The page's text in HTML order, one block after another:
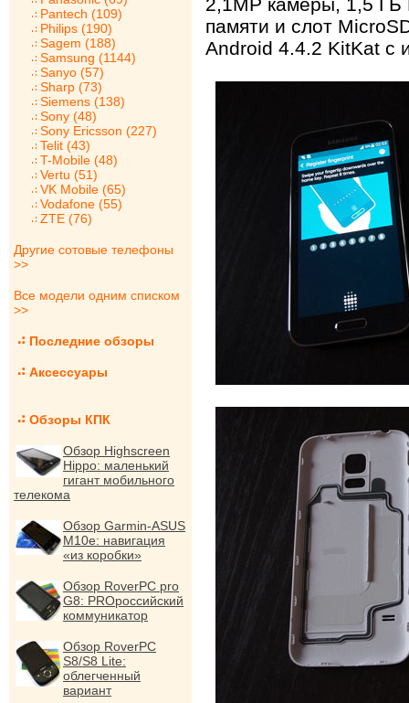
Pantech (109)
Philips (190)
Sagem (188)
Samsung (1144)
Sanyo (57)
Sharp (73)
Siemens (138)
Sony (48)
Sony Ericsson (227)
Telit (43)
T-Mobile (48)
Vertu (51)
VK Mobile (65)
Vodafone (55)
ZTE (76)
Другие сотовые телефоны
>>
Все модели одним списком
>>
Последние обзоры
Аксессуары
Обзоры КПК
Обзор Highscreen
Hippo: маленький
гигант мобильного
телекома
Обзор Garmin-ASUS
M10e: навигация
«из коробки»
Обзор RoverPC pro
G8: PROроссийский
коммуникатор
Обзор RoverPC
S8/S8 Lite:
облегченный
вариант
памяти и слот
Android 4.4.2 KitKat с